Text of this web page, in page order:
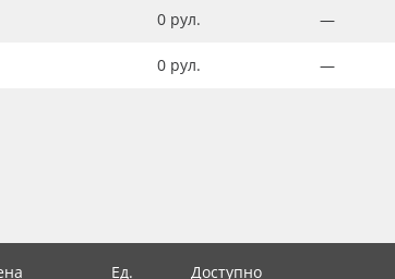
0 рул. —
0 рул. —
Ед. Доступно